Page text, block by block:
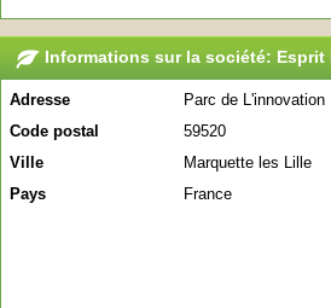
Informations sur la société: Esprit
Adresse
Parc de L'innovation
Code postal
59520
Ville
Marquette les Lille
Pays
France